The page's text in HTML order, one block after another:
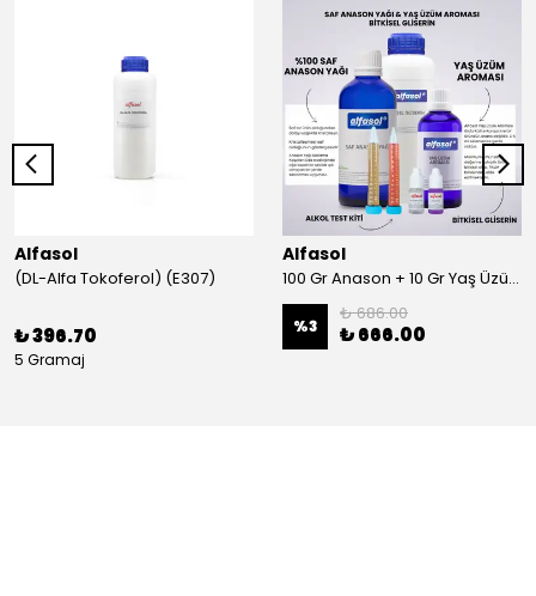
Alfasol
(DL-Alfa Tokoferol) (E307)
₺ 396.70
5 Gramaj
Alfasol
100 Gr Anason + 10 Gr Yaş Üzüm + 250 Gr Gliserin + Alkol Test Kiti
%3
₺ 686.00
₺ 666.00